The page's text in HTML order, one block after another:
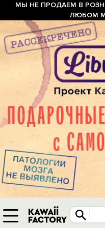
МЫ НЕ ПРОДАЕМ В
ЛЮБОМ